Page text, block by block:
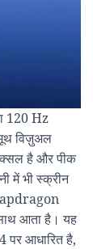
120 Hz
विज़ुअल
है और पीक
में भी स्क्रीन
आता है। यह
आधारित है,